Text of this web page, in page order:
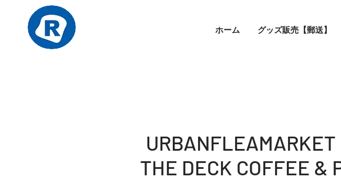
ホーム グッズ販売【郵送】
URBANFLEAMARKET
THE DECK COFFEE &